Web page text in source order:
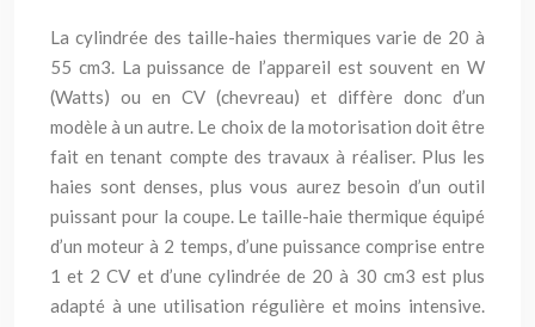
La cylindrée des taille-haies thermiques varie de 20 à
55 cm3. La puissance de l’appareil est souvent en W
(Watts) ou en CV (chevreau) et diffère donc d’un
modèle à un autre. Le choix de la motorisation doit être
fait en tenant compte des travaux à réaliser. Plus les
haies sont denses, plus vous aurez besoin d’un outil
puissant pour la coupe. Le taille-haie thermique équipé
d’un moteur à 2 temps, d’une puissance comprise entre
1 et 2 CV et d’une cylindrée de 20 à 30 cm3 est plus
adapté à une utilisation régulière et moins intensive.